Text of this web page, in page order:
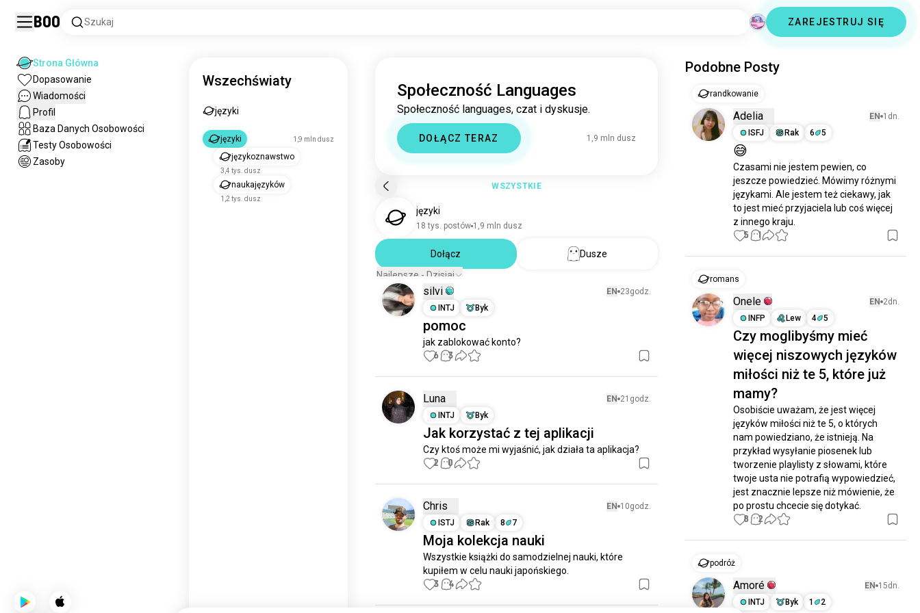
Boo Szukaj ZAREJESTRUJ SIĘ
Strona Główna
Dopasowanie
Wiadomości
Profil
Baza Danych Osobowości
Testy Osobowości
Zasoby
Wszechświaty
języki
języki 1,9 mln dusz
językoznawstwo
3,4 tys. dusz
naukajęzyków
1,2 tys. dusz
Społeczność Languages
Społeczność languages, czat i dyskusje.
DOŁĄCZ TERAZ 1,9 mln dusz
WSZYSTKIE
języki
18 tys. postów 1,9 mln dusz
Dołącz
Dusze
Najlepsze - Dzisiaj
silvi EN 23godz.
INTJ
Byk
pomoc
jak zablokować konto?
6 3
Luna EN 21godz.
INTJ
Byk
Jak korzystać z tej aplikacji
Czy ktoś może mi wyjaśnić, jak działa ta aplikacja?
2 0
Chris EN 10godz.
ISTJ
Rak 8 7
Moja kolekcja nauki
Wszystkie książki do samodzielnej nauki, które
kupiłem w celu nauki japońskiego.
3 4
Podobne Posty
randkowanie
Adelia EN 1dn.
ISFJ
Rak 6 5
😅
Czasami nie jestem pewien, co
jeszcze powiedzieć. Mówimy różnymi
językami. Ale jestem też ciekawy, jak
to jest mieć przyjaciela lub coś więcej
z innego kraju.
5 1
romans
Onele EN 2dn.
INFP
Lew 4 5
Czy moglibyśmy mieć
więcej niszowych języków
miłości niż te 5, które już
mamy?
Osobiście uważam, że jest więcej
języków miłości niż te 5, o których
nam powiedziano, że istnieją. Na
przykład wysyłanie piosenek lub
tworzenie playlisty z słowami, które
twoje usta nie potrafią wypowiedzieć,
jest znacznie lepsze niż mówienie, że
po prostu chcecie się dotykać.
8 2
podróż
Amoré EN 15dn.
INTJ
Byk 1 2